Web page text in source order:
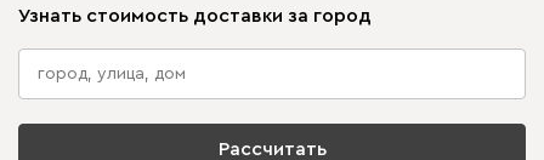
Узнать стоимость доставки за город
Рассчитать